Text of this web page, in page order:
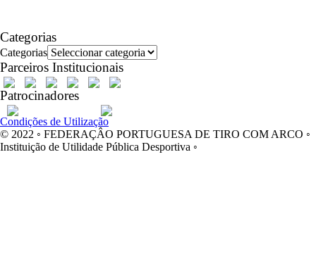
Categorias
Categorias
Parceiros Institucionais
Patrocinadores
Condições de Utilização
© 2022 ◦ FEDERAÇÂO PORTUGUESA DE TIRO COM ARCO ◦
Instituição de Utilidade Pública Desportiva ◦